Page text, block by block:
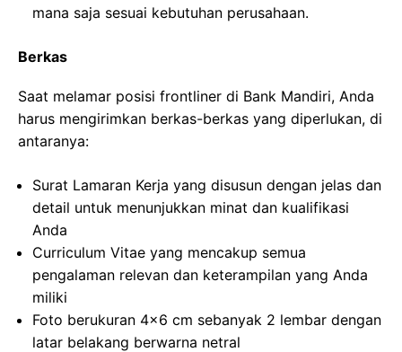
mana saja sesuai kebutuhan perusahaan.
Berkas
Saat melamar posisi frontliner di Bank Mandiri, Anda
harus mengirimkan berkas-berkas yang diperlukan, di
antaranya:
Surat Lamaran Kerja yang disusun dengan jelas dan
detail untuk menunjukkan minat dan kualifikasi
Anda
Curriculum Vitae yang mencakup semua
pengalaman relevan dan keterampilan yang Anda
miliki
Foto berukuran 4×6 cm sebanyak 2 lembar dengan
latar belakang berwarna netral